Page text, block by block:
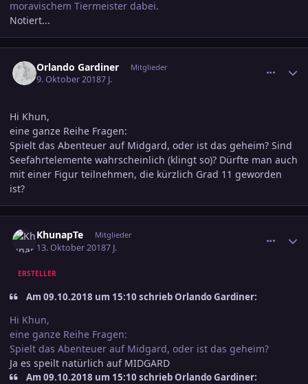
moravischem Tiermeister dabei.
Notiert...
Orlando Gardiner Mitglieder
9. Oktober 20187 J.
Hi Khun,
eine ganze Reihe Fragen:
Spielt das Abenteuer auf Midgard, oder ist das geheim? Sind
Seefahrtelemente wahrscheinlich (klingt so)? Dürfte man auch
mit einer Figur teilnehmen, die kürzlich Grad 11 geworden
ist?
KhunapTe Mitglieder
13. Oktober 20187 J.
ERSTELLER
Am ‎09‎.‎10‎.‎2018 um 15:10 schrieb Orlando Gardiner:
Hi Khun,
eine ganze Reihe Fragen:
Spielt das Abenteuer auf Midgard, oder ist das geheim?
Ja es speilt natürlich auf MIDGARD
Am ‎09‎.‎10‎.‎2018 um 15:10 schrieb Orlando Gardiner: